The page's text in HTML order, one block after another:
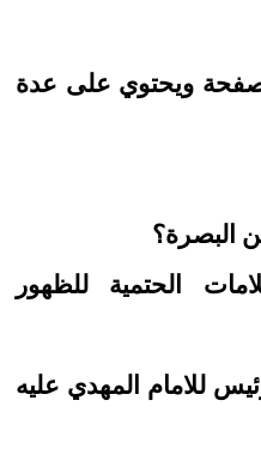
الكتاب على ٢٧٥ صفحة ويحتوي على عدة
البصرة؟
الحتمية للظهور
للامام المهدي عليه